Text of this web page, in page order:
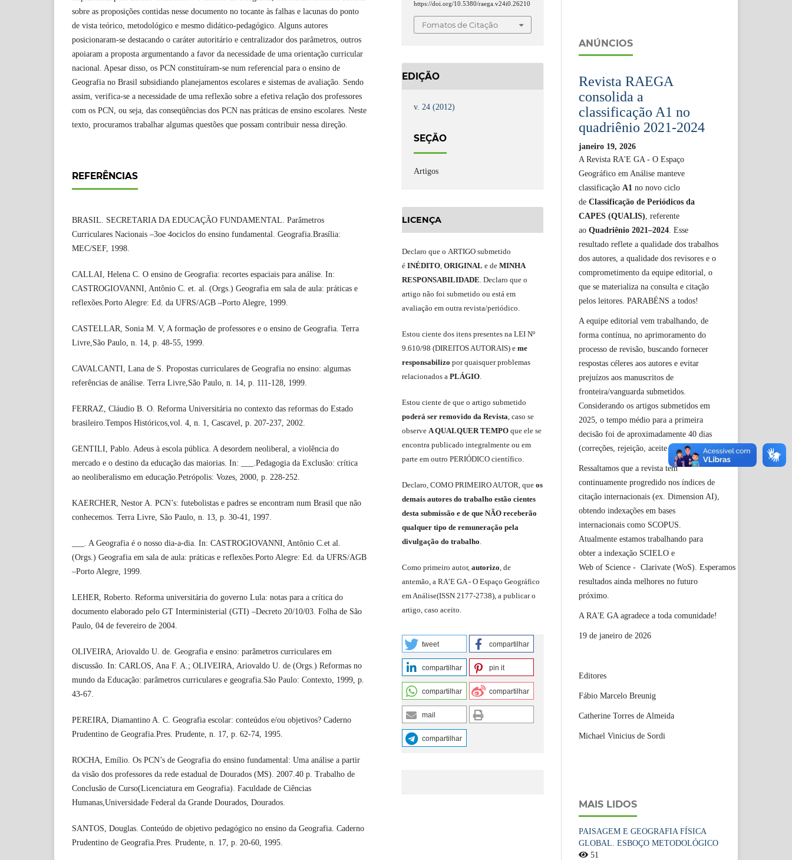
sobre as proposições contidas nesse documento no tocante às falhas e lacunas do ponto
de vista teórico, metodológico e mesmo didático-pedagógico. Alguns autores
posicionaram-se destacando o caráter autoritário e centralizador dos parâmetros, outros
apoiaram a proposta argumentando a favor da necessidade de uma orientação curricular
nacional. Apesar disso, os PCN constituíram-se num referencial para o ensino de
Geografia no Brasil subsidiando planejamentos escolares e sistemas de avaliação. Sendo
assim, verifica-se a necessidade de uma reflexão sobre a efetiva relação dos professores
com os PCN, ou seja, das conseqüências dos PCN nas práticas de ensino escolares. Neste
texto, procuramos trabalhar algumas questões que possam contribuir nessa direção.
REFERÊNCIAS
BRASIL. SECRETARIA DA EDUCAÇÃO FUNDAMENTAL. Parâmetros
Curriculares Nacionais –3oe 4ociclos do ensino fundamental. Geografia.Brasília:
MEC/SEF, 1998.
CALLAI, Helena C. O ensino de Geografia: recortes espaciais para análise. In:
CASTROGIOVANNI, Antônio C. et. al. (Orgs.) Geografia em sala de aula: práticas e
reflexões.Porto Alegre: Ed. da UFRS/AGB –Porto Alegre, 1999.
CASTELLAR, Sonia M. V, A formação de professores e o ensino de Geografia. Terra
Livre,São Paulo, n. 14, p. 48-55, 1999.
CAVALCANTI, Lana de S. Propostas curriculares de Geografia no ensino: algumas
referências de análise. Terra Livre,São Paulo, n. 14, p. 111-128, 1999.
FERRAZ, Cláudio B. O. Reforma Universitária no contexto das reformas do Estado
brasileiro.Tempos Históricos,vol. 4, n. 1, Cascavel, p. 207-237, 2002.
GENTILI, Pablo. Adeus à escola pública. A desordem neoliberal, a violência do
mercado e o destino da educação das maiorias. In: ___.Pedagogia da Exclusão: crítica
ao neoliberalismo em educação.Petrópolis: Vozes, 2000, p. 228-252.
KAERCHER, Nestor A. PCN’s: futebolistas e padres se encontram num Brasil que não
conhecemos. Terra Livre, São Paulo, n. 13, p. 30-41, 1997.
___. A Geografia é o nosso dia-a-dia. In: CASTROGIOVANNI, Antônio C.et al.
(Orgs.) Geografia em sala de aula: práticas e reflexões.Porto Alegre: Ed. da UFRS/AGB
–Porto Alegre, 1999.
LEHER, Roberto. Reforma universitária do governo Lula: notas para a crítica do
documento elaborado pelo GT Interministerial (GTI) –Decreto 20/10/03. Folha de São
Paulo, 04 de fevereiro de 2004.
OLIVEIRA, Ariovaldo U. de. Geografia e ensino: parâmetros curriculares em
discussão. In: CARLOS, Ana F. A.; OLIVEIRA, Ariovaldo U. de (Orgs.) Reformas no
mundo da Educação: parâmetros curriculares e geografia.São Paulo: Contexto, 1999, p.
43-67.
PEREIRA, Diamantino A. C. Geografia escolar: conteúdos e/ou objetivos? Caderno
Prudentino de Geografia.Pres. Prudente, n. 17, p. 62-74, 1995.
ROCHA, Emílio. Os PCN’s de Geografia do ensino fundamental: Uma análise a partir
da visão dos professores da rede estadual de Dourados (MS). 2007.40 p. Trabalho de
Conclusão de Curso(Licenciatura em Geografia). Faculdade de Ciências
Humanas,Universidade Federal da Grande Dourados, Dourados.
SANTOS, Douglas. Conteúdo de objetivo pedagógico no ensino da Geografia. Caderno
Prudentino de Geografia.Pres. Prudente, n. 17, p. 20-60, 1995.
https://doi.org/10.5380/raega.v24i0.26210
Fomatos de Citação
EDIÇÃO
v. 24 (2012)
SEÇÃO
Artigos
LICENÇA
Declaro que o ARTIGO submetido
é INÉDITO, ORIGINAL e de MINHA
RESPONSABILIDADE. Declaro que o
artigo não foi submetido ou está em
avaliação em outra revista/periódico.
Estou ciente dos itens presentes na LEI Nº
9.610/98 (DIREITOS AUTORAIS) e me
responsabilizo por quaisquer problemas
relacionados a PLÁGIO.
Estou ciente de que o artigo submetido
poderá ser removido da Revista, caso se
observe A QUALQUER TEMPO que ele se
encontra publicado integralmente ou em
parte em outro PERIÓDICO científico.
Declaro, COMO PRIMEIRO AUTOR, que os
demais autores do trabalho estão cientes
desta submissão e de que NÃO receberão
qualquer tipo de remuneração pela
divulgação do trabalho.
Como primeiro autor, autorizo, de
antemão, a RA’E GA - O Espaço Geográfico
em Análise(ISSN 2177-2738), a publicar o
artigo, caso aceito.
tweet compartilhar
compartilhar pin it
compartilhar compartilhar
mail
compartilhar
ANÚNCIOS
Revista RAEGA
consolida a
classificação A1 no
quadriênio 2021-2024
janeiro 19, 2026
A Revista RA'E GA - O Espaço
Geográfico em Análise manteve
classificação A1 no novo ciclo
de Classificação de Periódicos da
CAPES (QUALIS) , referente
ao Quadriênio 2021–2024 . Esse
resultado reflete a qualidade dos trabalhos
dos autores, a qualidade dos revisores e o
comprometimento da equipe editorial, o
que se materializa na consulta e citação
pelos leitores. PARABÉNS a todos!
A equipe editorial vem trabalhando, de
forma contínua, no aprimoramento do
processo de revisão, buscando fornecer
respostas céleres aos autores e evitar
prejuízos aos manuscritos de
fronteira/vanguarda submetidos.
Considerando os artigos submetidos em
2025, o tempo médio para a primeira
decisão foi de aproximadamente 40 dias
(correções, rejeição, aceite etc.).
Ressaltamos que a revista tem
continuamente progredido nos índices de
citação internacionais (ex. Dimension AI),
obtendo indexações em bases
internacionais como SCOPUS.
Atualmente estamos trabalhando para
obter a indexação SCIELO e
Web of Science - Clarivate (WoS). Esperamos
resultados ainda melhores no futuro
próximo.
A RA'E GA agradece a toda comunidade!
19 de janeiro de 2026
Editores
Fábio Marcelo Breunig
Catherine Torres de Almeida
Michael Vinicius de Sordi
MAIS LIDOS
PAISAGEM E GEOGRAFIA FÍSICA
GLOBAL. ESBOÇO METODOLÓGICO
51